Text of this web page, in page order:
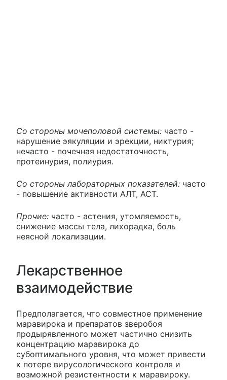
Со стороны мочеполовой системы: часто -
нарушение эякуляции и эрекции, никтурия;
нечасто - почечная недостаточность,
протеинурия, полиурия.
Со стороны лабораторных показателей: часто
- повышение активности АЛТ, АСТ.
Прочие: часто - астения, утомляемость,
снижение массы тела, лихорадка, боль
неясной локализации.
Лекарственное
взаимодействие
Предполагается, что совместное применение
маравирока и препаратов зверобоя
продырявленного может частично снизить
концентрацию маравирока до
субоптимального уровня, что может привести
к потере вирусологического контроля и
возможной резистентности к маравироку.